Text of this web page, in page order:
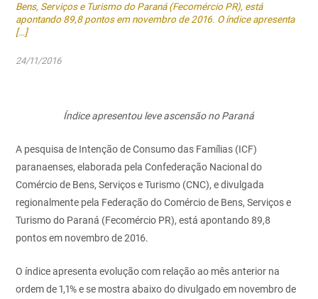
Bens, Serviços e Turismo do Paraná (Fecomércio PR), está
apontando 89,8 pontos em novembro de 2016. O índice apresenta
[…]
24/11/2016
Índice apresentou leve ascensão no Paraná
A pesquisa de Intenção de Consumo das Famílias (ICF)
paranaenses, elaborada pela Confederação Nacional do
Comércio de Bens, Serviços e Turismo (CNC), e divulgada
regionalmente pela Federação do Comércio de Bens, Serviços e
Turismo do Paraná (Fecomércio PR), está apontando 89,8
pontos em novembro de 2016.
O índice apresenta evolução com relação ao mês anterior na
ordem de 1,1% e se mostra abaixo do divulgado em novembro de